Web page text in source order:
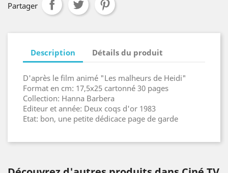
Partager
Description Détails du produit
D'après le film animé "Les malheurs de Heidi"
Format en cm: 17,5x25 cartonné 30 pages
Collection: Hanna Barbera
Editeur et année: Deux coqs d'or 1983
Etat: bon, une petite dédicace page de garde